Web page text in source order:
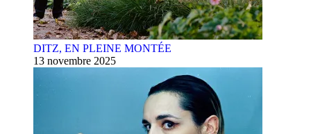
DITZ, EN PLEINE MONTÉE
13 novembre 2025